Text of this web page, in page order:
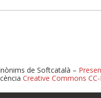
de Softcatalà –
Creative Commons CC-